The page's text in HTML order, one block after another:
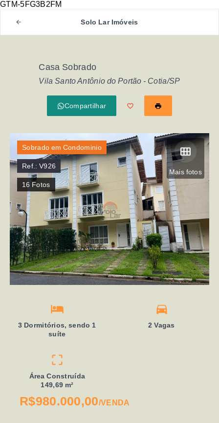
GTM-5FG3B2FM
Solo Lar Imóveis
Casa Sobrado
Vila Santo Antônio do Portão - Cotia/SP
Compartilhar
Mais fotos
Sobrado em Condominio
Ref.:V926
16 Fotos
3 Dormitórios, sendo 1
suíte
2 Vagas
Área Construída
149,69 m²
R$980.000,00/VENDA